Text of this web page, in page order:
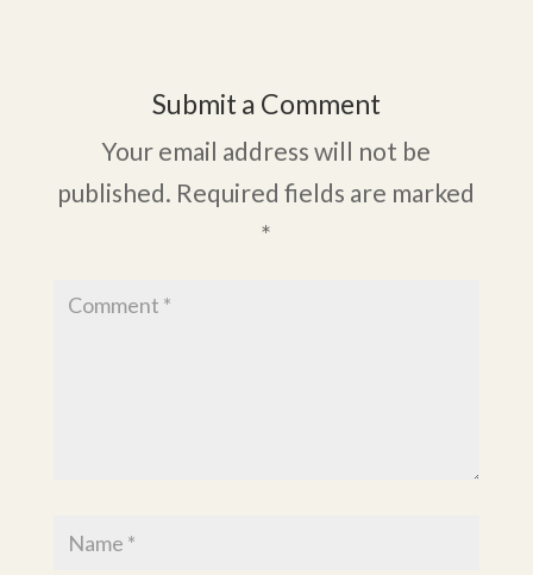
Submit a Comment
Your email address will not be
published. Required fields are marked
*